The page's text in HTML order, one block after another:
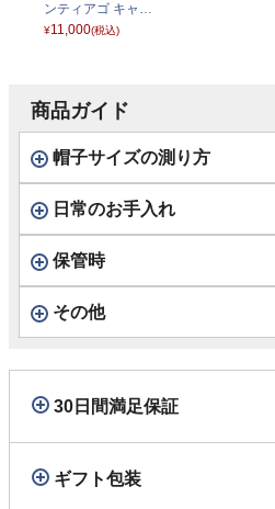
ンティアゴ キャッ
プ） G290 22-460
¥11,000(税込)
商品ガイド
帽子サイズの測り方
日常のお手入れ
保管時
その他
30日間満足保証
ギフト包装